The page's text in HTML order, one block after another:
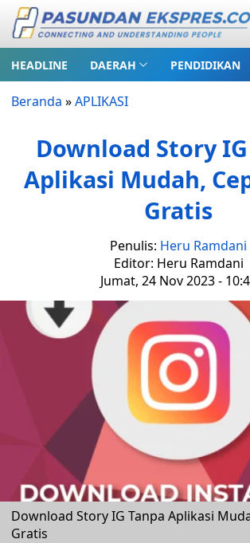
HEADLINE DAERAH PENDIDIKAN
Beranda »APLIKASI
Download Story
Aplikasi Mudah,
Gratis
Penulis: Heru Ramdani
Editor: Heru Ramdani
Jumat, 24 Nov 2023 -
Download Story IG Tanpa Aplikasi
Gratis